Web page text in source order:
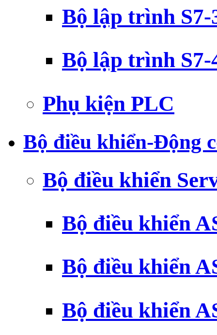
Bộ lập trình S7-
Bộ lập trình S7-
Phụ kiện PLC
Bộ điều khiển-Động
Bộ điều khiển
Bộ điều khiển
Bộ điều khiển
Bộ điều khiển